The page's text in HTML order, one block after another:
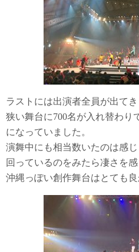
ラストには出演者全員が出てき
狭い舞台に700名が入れ替わり
になっていました。
演舞中にも相当数いたのは感
回っているのをみたら凄さを感
沖縄っぽい創作舞台はとても良